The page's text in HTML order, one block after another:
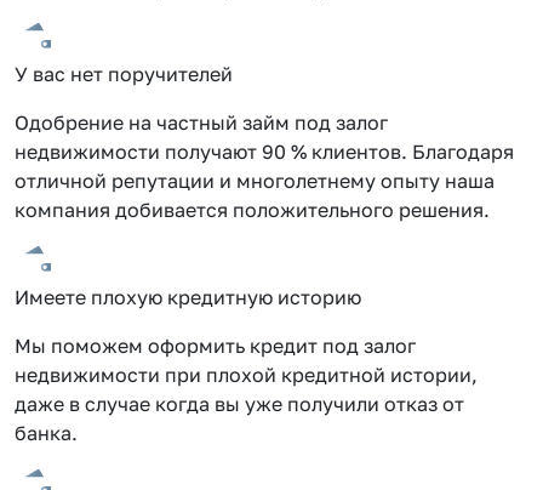
У вас нет поручителей
Одобрение на частный займ под залог
недвижимости получают 90 % клиентов. Благодаря
отличной репутации и многолетнему опыту наша
компания добивается положительного решения.
Имеете плохую кредитную историю
Мы поможем оформить кредит под залог
недвижимости при плохой кредитной истории,
даже в случае когда вы уже получили отказ от
банка.